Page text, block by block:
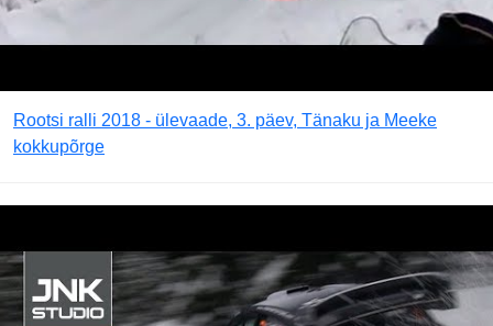
Rootsi ralli 2018 - ülevaade, 3. päev, Tänaku ja Meeke
kokkupõrge